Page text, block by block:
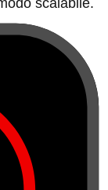
scalabile.